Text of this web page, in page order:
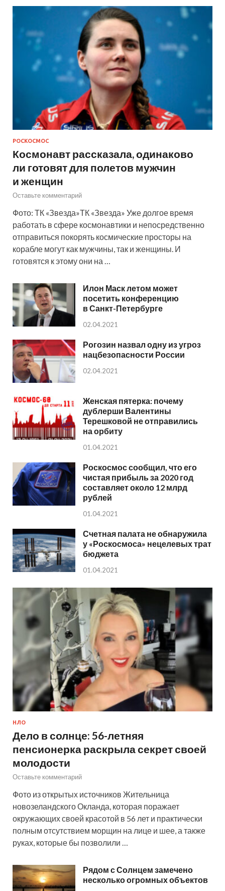
РОСКОСМОС
Космонавт рассказала, одинаково
ли готовят для полетов мужчин
и женщин
Оставьте комментарий
Фото: ТК «Звезда»ТК «Звезда» Уже долгое время
работать в сфере космонавтики и непосредственно
отправиться покорять космические просторы на
корабле могут как мужчины, так и женщины. И
готовятся к этому они на …
Илон Маск летом может
посетить конференцию
в Санкт-Петербурге
02.04.2021
Рогозин назвал одну из угроз
нацбезопасности России
02.04.2021
Женская пятерка: почему
дублерши Валентины
Терешковой не отправились
на орбиту
01.04.2021
Роскосмос сообщил, что его
чистая прибыль за 2020 год
составляет около 12 млрд
рублей
01.04.2021
Счетная палата не обнаружила
у «Роскосмоса» нецелевых трат
бюджета
01.04.2021
НЛО
Дело в солнце: 56-летняя
пенсионерка раскрыла секрет своей
молодости
Оставьте комментарий
Фото из открытых источников Жительница
новозеландского Окланда, которая поражает
окружающих своей красотой в 56 лет и практически
полным отсутствием морщин на лице и шее, а также
руках, которые бы позволили …
Рядом с Солнцем замечено
несколько огромных объектов